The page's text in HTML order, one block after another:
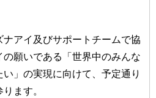
アイ及びサポートチームで協
願いである「世界中のみんな
」の実現に向けて、予定通り
ます。